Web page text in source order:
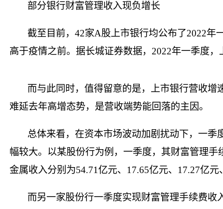
部分银行财富管理收入现负增长
截至目前，42家A股上市银行均公布了2022年
高于疫情之前。据长城证券数据，2022年一季度
而与此同时，值得留意的是，上市银行营收
难延去年高增态势，是营收端势能回落的主因。
总体来看，在资本市场波动加剧扰动下，一
幅较大。以某股份行为例，一季度，其财富管理
金属收入分别为54.71亿元、17.65亿元、17.27亿元
而另一家股份行一季度实现财富管理手续费